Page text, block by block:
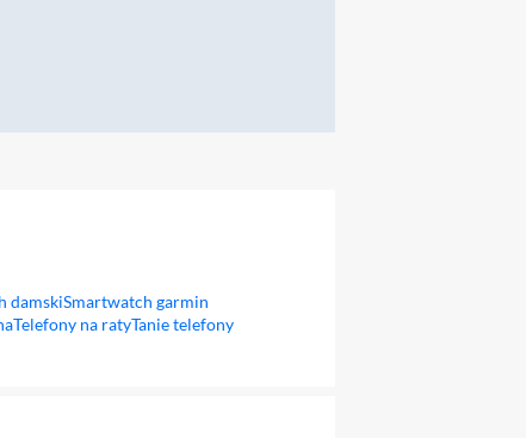
damskiSmartwatch garmin
Telefony na ratyTanie telefony